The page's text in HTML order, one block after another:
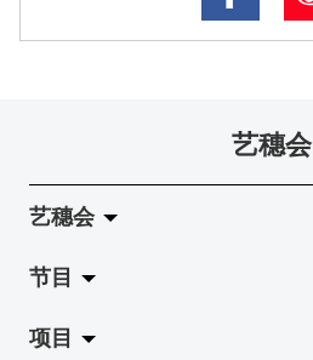
艺穗会
艺穗会
关于艺穗会
艺穗会的演化
节目
拉阔
项目